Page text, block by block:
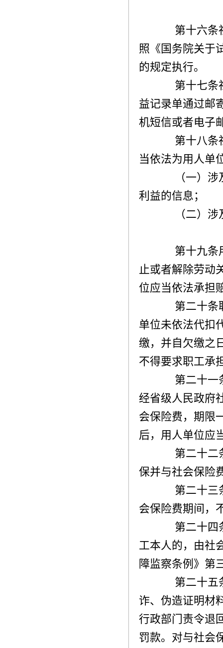
第十六条社
照《国务院关于
的规定执行。
第十七条社
益记录单通过邮
机短信或者电子
第十八条社
当依法为用人单
（一）涉及
利益的信息；
（二）涉
第十九条用
止或者解除劳动
位应当依法承担
第二十条职
单位未依法代扣
缴，并自欠缴之
不得要求职工承
第二十一条
经省级人民政府
会保险费，期限
后，用人单位应
第二十二条
保并与社会保险
第二十三条
会保险费期间，
第二十四条
工本人的，由社
障监察条例》第
第二十五条
诈、伪造证明材
行政部门责令退
罚款。对与社会